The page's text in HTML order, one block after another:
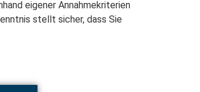
eigener Annahmekriterien
stellt sicher, dass Sie